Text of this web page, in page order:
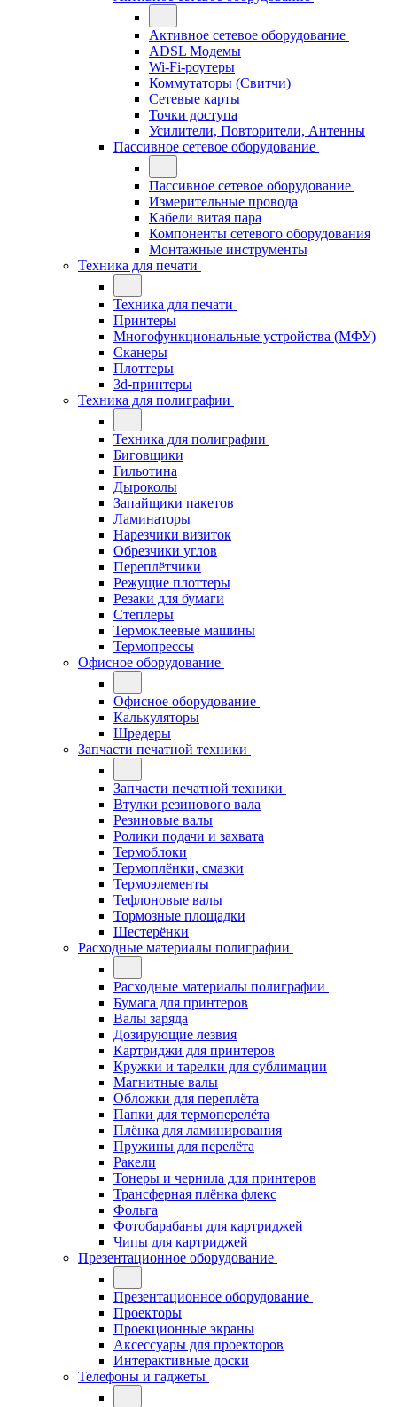
Активное сетевое оборудование
ADSL Модемы
Wi-Fi-роутеры
Коммутаторы (Свитчи)
Сетевые карты
Точки доступа
Усилители, Повторители, Антенны
Пассивное сетевое оборудование
Пассивное сетевое оборудование
Измерительные провода
Кабели витая пара
Компоненты сетевого оборудования
Монтажные инструменты
Техника для печати
Техника для печати
Принтеры
Многофункциональные устройства (МФУ)
Сканеры
Плоттеры
3d-принтеры
Техника для полиграфии
Техника для полиграфии
Биговщики
Гильотина
Дыроколы
Запайщики пакетов
Ламинаторы
Нарезчики визиток
Обрезчики углов
Переплётчики
Режущие плоттеры
Резаки для бумаги
Степлеры
Термоклеевые машины
Термопрессы
Офисное оборудование
Офисное оборудование
Калькуляторы
Шредеры
Запчасти печатной техники
Запчасти печатной техники
Втулки резинового вала
Резиновые валы
Ролики подачи и захвата
Термоблоки
Термоплёнки, смазки
Термоэлементы
Тефлоновые валы
Тормозные площадки
Шестерёнки
Расходные материалы полиграфии
Расходные материалы полиграфии
Бумага для принтеров
Валы заряда
Дозирующие лезвия
Картриджи для принтеров
Кружки и тарелки для сублимации
Магнитные валы
Обложки для переплёта
Папки для термоперелёта
Плёнка для ламинирования
Пружины для перелёта
Ракели
Тонеры и чернила для принтеров
Трансферная плёнка флекс
Фольга
Фотобарабаны для картриджей
Чипы для картриджей
Презентационное оборудование
Презентационное оборудование
Проекторы
Проекционные экраны
Аксессуары для проекторов
Интерактивные доски
Телефоны и гаджеты